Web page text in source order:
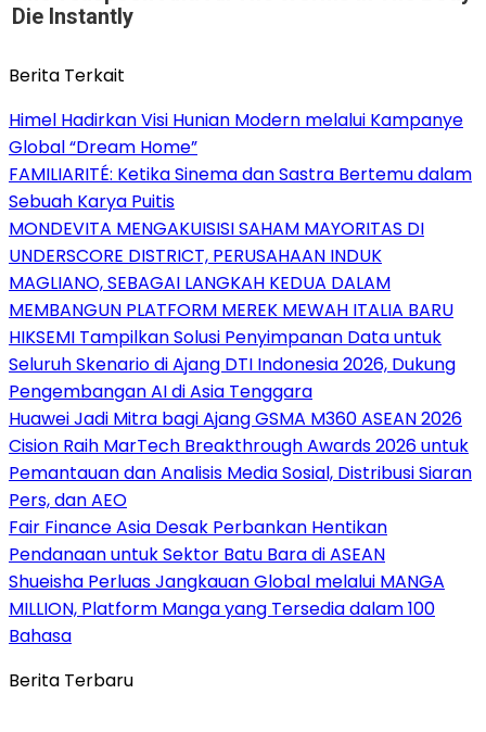
Die Instantly
Berita Terkait
Himel Hadirkan Visi Hunian Modern melalui Kampanye
Global “Dream Home”
FAMILIARITÉ: Ketika Sinema dan Sastra Bertemu dalam
Sebuah Karya Puitis
MONDEVITA MENGAKUISISI SAHAM MAYORITAS DI
UNDERSCORE DISTRICT, PERUSAHAAN INDUK
MAGLIANO, SEBAGAI LANGKAH KEDUA DALAM
MEMBANGUN PLATFORM MEREK MEWAH ITALIA BARU
HIKSEMI Tampilkan Solusi Penyimpanan Data untuk
Seluruh Skenario di Ajang DTI Indonesia 2026, Dukung
Pengembangan AI di Asia Tenggara
Huawei Jadi Mitra bagi Ajang GSMA M360 ASEAN 2026
Cision Raih MarTech Breakthrough Awards 2026 untuk
Pemantauan dan Analisis Media Sosial, Distribusi Siaran
Pers, dan AEO
Fair Finance Asia Desak Perbankan Hentikan
Pendanaan untuk Sektor Batu Bara di ASEAN
Shueisha Perluas Jangkauan Global melalui MANGA
MILLION, Platform Manga yang Tersedia dalam 100
Bahasa
Berita Terbaru